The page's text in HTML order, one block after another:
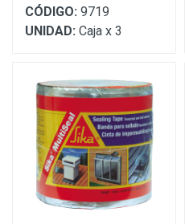
CÓDIGO: 9719
UNIDAD: Caja x 3